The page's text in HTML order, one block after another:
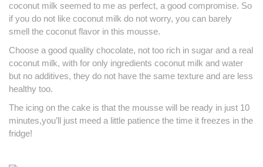
coconut milk seemed to me as perfect, a good compromise. So
if you do not like coconut milk do not worry, you can barely
smell the coconut flavor in this mousse.
Choose a good quality chocolate, not too rich in sugar and a real
coconut milk, with for only ingredients coconut milk and water
but no additives, they do not have the same texture and are less
healthy too.
The icing on the cake is that the mousse will be ready in just 10
minutes,you’ll just meed a little patience the time it freezes in the
fridge!